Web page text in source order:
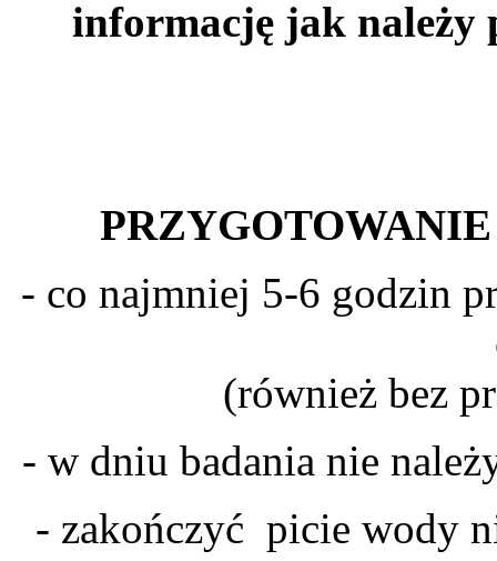
informację jak należy
- co najmniej 5-6 godzin
(również bez
- w dniu badania nie
- zakończyć picie wody